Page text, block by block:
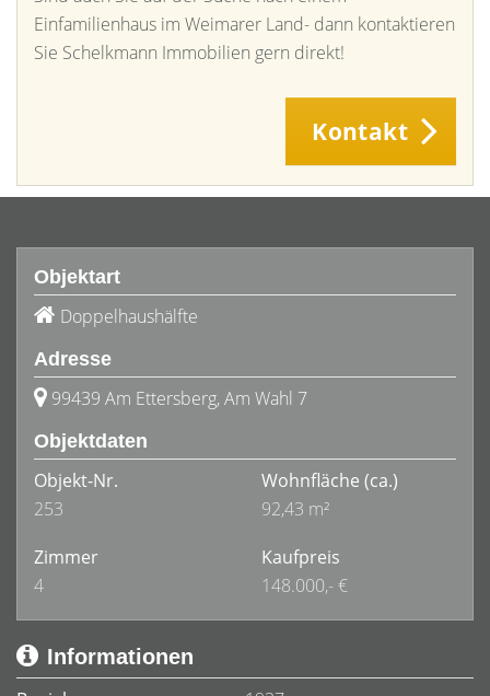
Einfamilienhaus im Weimarer Land- dann kontaktieren
Sie Schelkmann Immobilien gern direkt!
Kontakt
Objektart
Doppelhaushälfte
Adresse
99439 Am Ettersberg, Am Wahl 7
Objektdaten
Objekt-Nr.
253
Wohnfläche (ca.)
92,43 m²
Zimmer
4
Kaufpreis
148.000,- €
Informationen